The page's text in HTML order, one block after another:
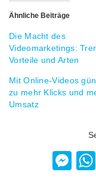
Ähnliche Beiträge
Die Macht des
Videomarketings:
Vorteile und Arten
Mit Online-Videos
zu mehr Klicks und
Umsatz